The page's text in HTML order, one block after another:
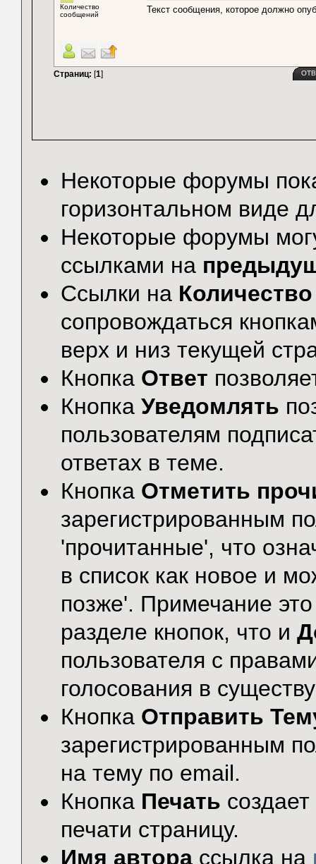
Количество
сообщений
Текст сообщения, которое должно
Страниц: [1]
Некоторые форумы
горизонтальном виде
Некоторые форумы
ссылками на
Ссылки на
сопровождаться
верх и низ текущей
Кнопка Ответ
КнопкаУведомлять
пользователям
ответах в теме.
Кнопка Отметить
зарегистрированным
'прочитанные', что
в список как новое и
позже'. Примечание
разделе кнопок, что и
пользователя с
голосования в
Кнопка Отправить
зарегистрированным
на тему по email.
Кнопка Печать
печати страницу.
Имя автора ссылка на